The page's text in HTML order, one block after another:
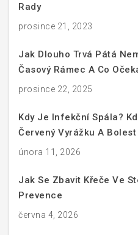
Rady
prosince 21, 2023
Jak Dlouho Trvá Pátá
Časový Rámec A Co
prosince 22, 2025
Kdy Je Infekční Spála?
Červený Vyrážku A Bolest
února 11, 2026
Jak Se Zbavit Křeče Ve
Prevence
června 4, 2026